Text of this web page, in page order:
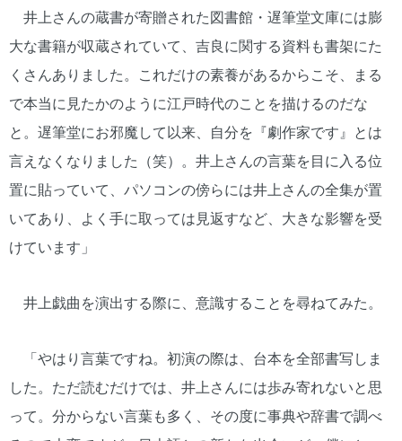
井上さんの蔵書が寄贈された図書館・遅筆堂文庫には膨
大な書籍が収蔵されていて、吉良に関する資料も書架にた
くさんありました。これだけの素養があるからこそ、まる
で本当に見たかのように江戸時代のことを描けるのだな
と。遅筆堂にお邪魔して以来、自分を『劇作家です』とは
言えなくなりました（笑）。井上さんの言葉を目に入る位
置に貼っていて、パソコンの傍らには井上さんの全集が置
いてあり、よく手に取っては見返すなど、大きな影響を受
けています」
井上戯曲を演出する際に、意識することを尋ねてみた。
「やはり言葉ですね。初演の際は、台本を全部書写しま
した。ただ読むだけでは、井上さんには歩み寄れないと思
って。分からない言葉も多く、その度に事典や辞書で調べ